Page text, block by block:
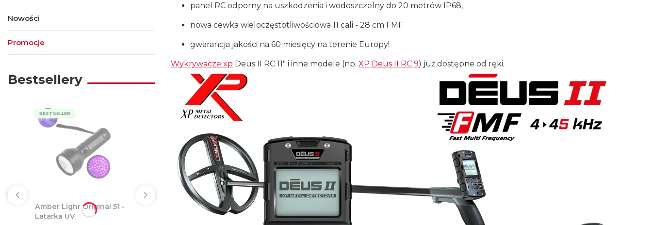
Nowości
Promocje
Bestsellery
BESTSELLER
Amber Lighr Original 51 -
Latarka UV
panel RC odporny na uszkodzenia i wodoszczelny do 20 metrów IP68,
nowa cewka wieloczęstotliwościowa 11 cali - 28 cm FMF
gwarancja jakości na 60 miesięcy na terenie Europy!
Wykrywacze xp Deus II RC 11" i inne modele (np. XP Deus II RC 9) już dostępne od ręki.